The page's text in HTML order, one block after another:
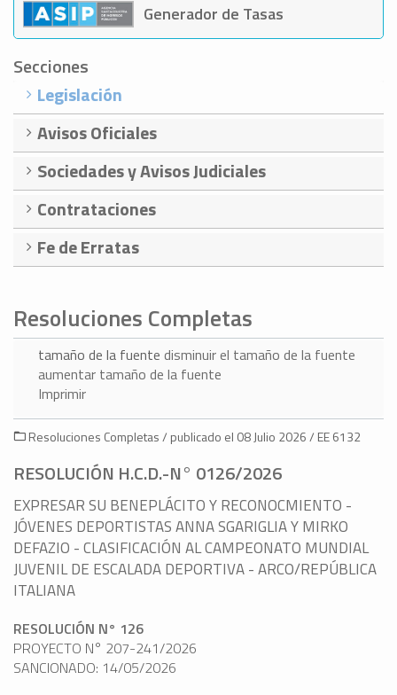
Generador de Tasas
Secciones
Legislación
Avisos Oficiales
Sociedades y Avisos Judiciales
Contrataciones
Fe de Erratas
Resoluciones Completas
tamaño de la fuente disminuir el tamaño de la fuente
aumentar tamaño de la fuente
Imprimir
Resoluciones Completas / publicado el 08 Julio 2026 / EE 6132
RESOLUCIÓN H.C.D.-N° 0126/2026
EXPRESAR SU BENEPLÁCITO Y RECONOCMIENTO -
JÓVENES DEPORTISTAS ANNA SGARIGLIA Y MIRKO
DEFAZIO - CLASIFICACIÓN AL CAMPEONATO MUNDIAL
JUVENIL DE ESCALADA DEPORTIVA - ARCO/REPÚBLICA
ITALIANA
RESOLUCIÓN N° 126
PROYECTO N° 207-241/2026
SANCIONADO: 14/05/2026